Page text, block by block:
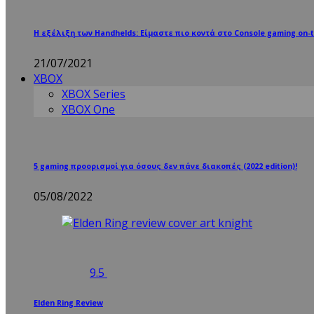
Η εξέλιξη των Handhelds: Είμαστε πιο κοντά στο Console gaming on-
21/07/2021
XBOX
XBOX Series
XBOX One
5 gaming προορισμοί για όσους δεν πάνε διακοπές (2022 edition)!
05/08/2022
9.5
Elden Ring Review